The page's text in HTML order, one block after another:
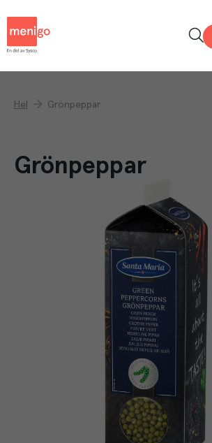
Hel Grönpeppar
Grönpeppar